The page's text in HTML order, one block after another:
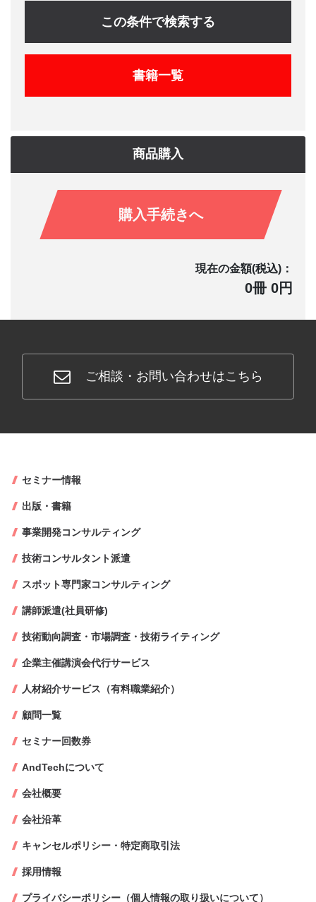
この条件で検索する
書籍一覧
商品購入
購入手続きへ
現在の金額(税込)：
0冊 0円
ご相談・お問い合わせはこちら
セミナー情報
出版・書籍
事業開発コンサルティング
技術コンサルタント派遣
スポット専門家コンサルティング
講師派遣(社員研修)
技術動向調査・市場調査・技術ライティング
企業主催講演会代行サービス
人材紹介サービス（有料職業紹介）
顧問一覧
セミナー回数券
AndTechについて
会社概要
会社沿革
キャンセルポリシー・特定商取引法
採用情報
プライバシーポリシー（個人情報の取り扱いについて）